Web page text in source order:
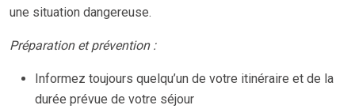
une situation dangereuse.
Préparation et prévention :
Informez toujours quelqu’un de votre itinéraire et de la
durée prévue de votre séjour